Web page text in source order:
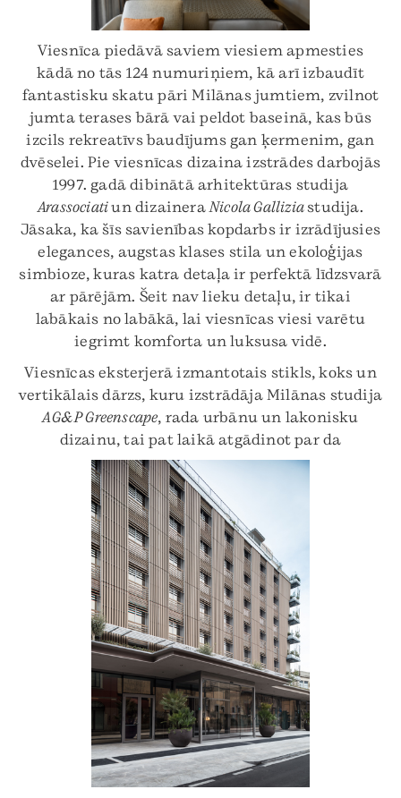
Viesnīca piedāvā saviem viesiem apmesties
kādā no tās 124 numuriņiem, kā arī izbaudīt
fantastisku skatu pāri Milānas jumtiem, zvilnot
jumta terases bārā vai peldot baseinā, kas būs
izcils rekreatīvs baudījums gan ķermenim, gan
dvēselei. Pie viesnīcas dizaina izstrādes darbojās
1997. gadā dibinātā arhitektūras studija
Arassociatiun dizaineraNicola Galliziastudija.
Jāsaka, ka šīs savienības kopdarbs ir izrādījusies
elegances, augstas klases stila un ekoloģijas
simbioze, kuras katra detaļa ir perfektā līdzsvarā
ar pārējām. Šeit nav lieku detaļu, ir tikai
labākais no labākā, lai viesnīcas viesi varētu
iegrimt komforta un luksusa vidē.
Viesnīcas eksterjerā izmantotais stikls, koks un
vertikālais dārzs, kuru izstrādāja Milānas studija
AG&P Greenscape, rada urbānu un lakonisku
dizainu, tai pat laikā atgādinot par da